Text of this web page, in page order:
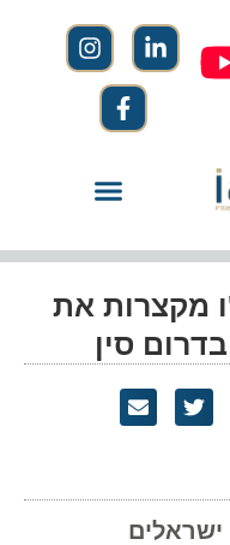
מקצרות את
סין
ישראלים